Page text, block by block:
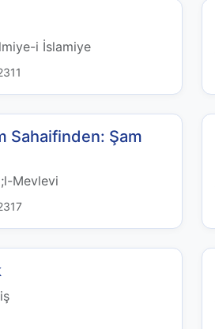
i İslamiye
Sahaifinden: Şam
Mevlevi